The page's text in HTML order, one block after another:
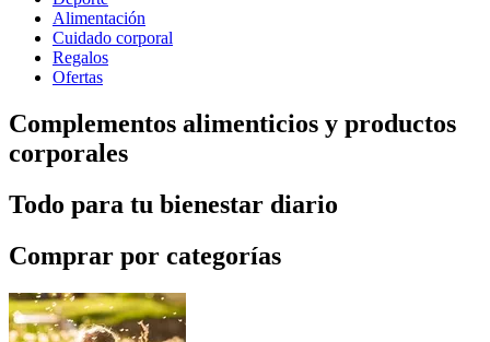
Alimentación
Cuidado corporal
Regalos
Ofertas
Complementos alimenticios y productos
corporales
Todo para tu bienestar diario
Comprar por categorías